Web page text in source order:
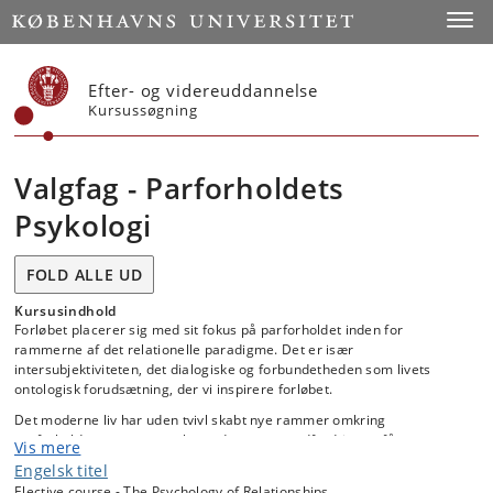
Start
Efter- og videreuddannelse
Kursussøgning
Valgfag - Parforholdets
Psykologi
FOLD ALLE UD
Kursusindhold
Forløbet placerer sig med sit fokus på parforholdet inden for
rammerne af det relationelle paradigme. Det er især
intersubjektiviteten, det dialogiske og forbundetheden som livets
ontologisk forudsætning, der vi inspirere forløbet.
Det moderne liv har uden tvivl skabt nye rammer omkring
parforholdet og mange oplever det som en udfordring at få
kærlighedslivet til at fungere og udvikle sig efterhånden som
relationen bevæger sig fra forelskelsens første beruselse, til en mere
Vis mere
Engelsk titel